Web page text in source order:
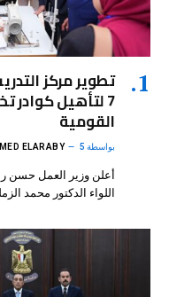
تطوير مركز
7 لتأهيل كوادر
القومية
بواسطة ELARABY 5 أغسطس، 2026
أعلن وزير العمل حسن
اللواء الدكتور محمد